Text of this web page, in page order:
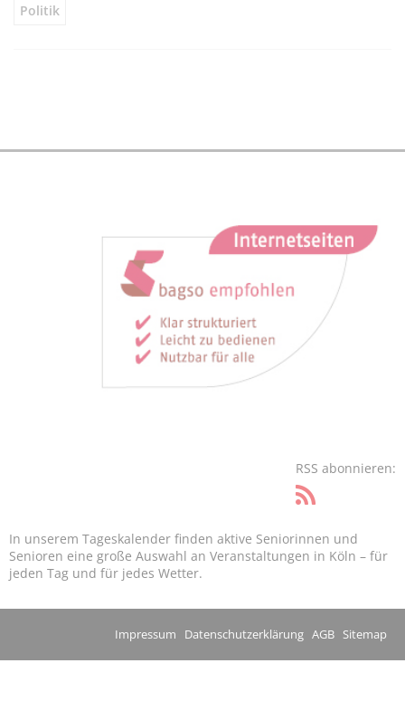
Politik
RSS abonnieren:
In unserem Tageskalender finden aktive Seniorinnen und
Senioren eine große Auswahl an Veranstaltungen in Köln – für
jeden Tag und für jedes Wetter.
Impressum Datenschutzerklärung AGB Sitemap